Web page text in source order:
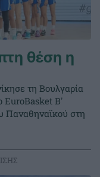
θέση η
τη Βουλγαρία
EuroBasket Β'
Παναθηναϊκού στη